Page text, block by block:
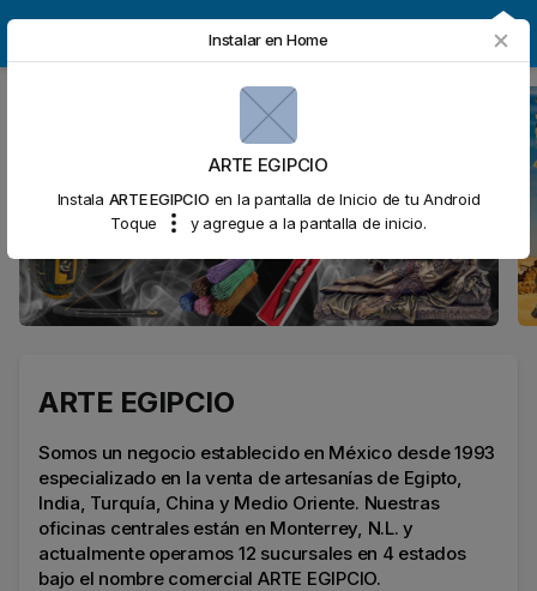
ARTE EGIPCIO
ARTE EGIPCIO
Somos un negocio establecido en México desde 1993
especializado en la venta de artesanías de Egipto,
India, Turquía, China y Medio Oriente. Nuestras
oficinas centrales están en Monterrey, N.L. y
actualmente operamos 12 sucursales en 4 estados
bajo el nombre comercial ARTE EGIPCIO.
Instalar en Home
ARTE EGIPCIO
Instala ARTE EGIPCIO en la pantalla de Inicio de tu Android
Toque
y agregue a la pantalla de inicio.